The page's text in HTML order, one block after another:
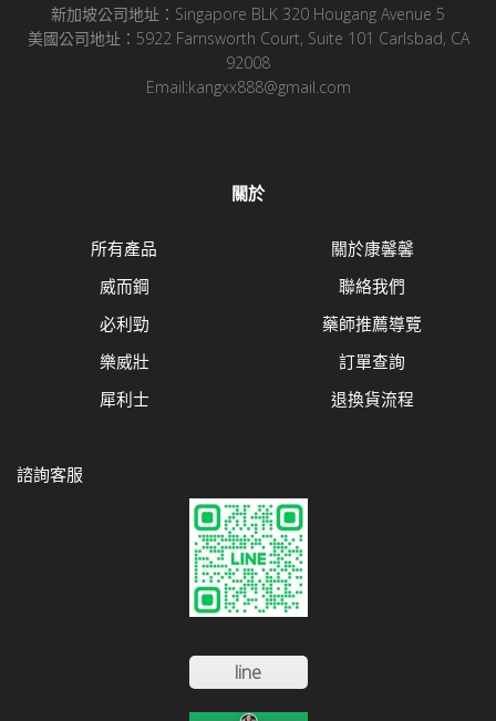
新加坡公司地址：Singapore BLK 320 Hougang Avenue 5
美國公司地址：5922 Farnsworth Court, Suite 101 Carlsbad, CA
92008
Email:kangxx888@gmail.com
關於
所有產品
威而鋼
必利勁
樂威壯
犀利士
關於康馨馨
聯絡我們
藥師推薦導覽
訂單查詢
退換貨流程
諮詢客服
line